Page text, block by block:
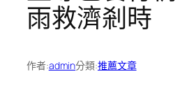
雨救濟剎時
作者:admin分類:推薦文章